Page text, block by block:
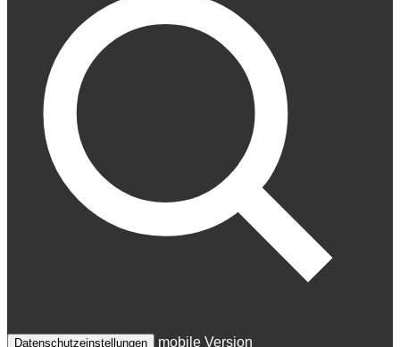
Datenschutzeinstellungen mobile Version